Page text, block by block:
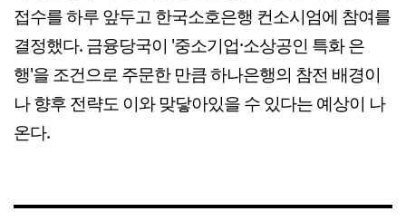
접수를 하루 앞두고 한국소호은행 컨소시엄에 참여를
결정했다. 금융당국이 '중소기업·소상공인 특화 은
행'을 조건으로 주문한 만큼 하나은행의 참전 배경이
나 향후 전략도 이와 맞닿아있을 수 있다는 예상이 나
온다.